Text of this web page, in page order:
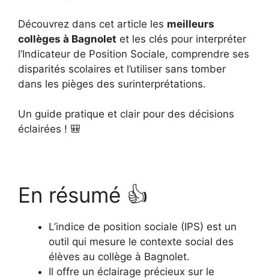
Découvrez dans cet article les meilleurs
collèges à Bagnolet et les clés pour interpréter
l’Indicateur de Position Sociale, comprendre ses
disparités scolaires et l’utiliser sans tomber
dans les pièges des surinterprétations.
Un guide pratique et clair pour des décisions
éclairées ! 🎒
En résumé 👍
L’indice de position sociale (IPS) est un
outil qui mesure le contexte social des
élèves au collège à Bagnolet.
Il offre un éclairage précieux sur le